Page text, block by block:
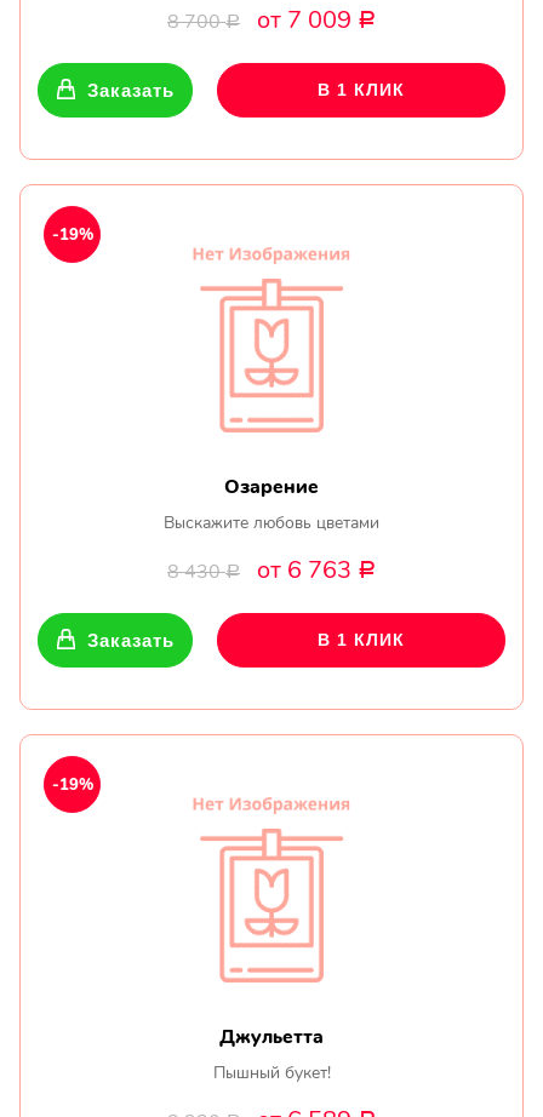
8 700Р от 7 009 Р
Заказать В 1 КЛИК
Озарение
Выскажите любовь цветами
8 430Р от 6 763 Р
-19%
Заказать В 1 КЛИК
Джульетта
Пышный букет!
-19%